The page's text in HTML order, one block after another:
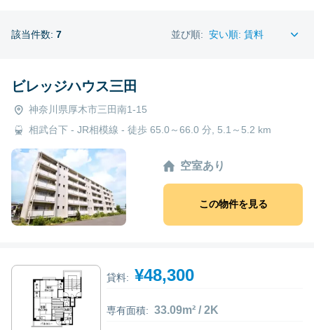
該当件数: 7 並び順:
ビレッジハウス三田
神奈川県厚木市三田南1-15
相武台下 - JR相模線 - 徒歩 65.0～66.0 分, 5.1～5.2 km
空室あり
この物件を見る
貸料: ¥48,300
専有面積: 33.09m² / 2K